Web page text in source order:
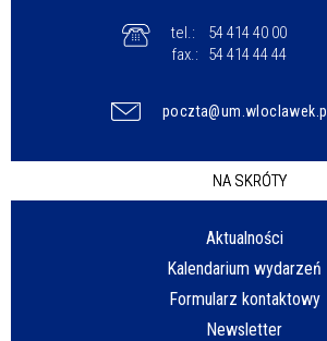
tel.:
54 414 40 00
fax.:
54 414 44 44
poczta@um.wloclawek.pl
NA SKRÓTY
Aktualności
Kalendarium wydarzeń
Formularz kontaktowy
Newsletter